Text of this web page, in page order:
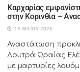
Καρχαρίας
στην Κορινθία –
19 ΜΑΪ́ΟΥ 2026
Αναστάτωση
Λουτρά Ωραίας
με μαρτυρίες